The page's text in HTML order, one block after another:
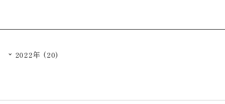
2022年 (20)